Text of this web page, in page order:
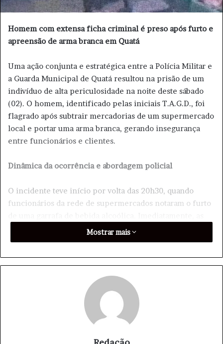
l
Homem com extensa ficha criminal é preso após furto e
apreensão de arma branca em Quatá
​Uma ação conjunta e estratégica entre a Polícia Militar e
a Guarda Municipal de Quatá resultou na prisão de um
indivíduo de alta periculosidade na noite deste sábado
(02). O homem, identificado pelas iniciais T.A.G.D., foi
flagrado após subtrair mercadorias de um supermercado
local e portar uma arma branca, gerando insegurança
entre funcionários e clientes.
Dinâmica da ocorrência e abordagem policial
​O incidente teve início por volta das 20h30, quando
funcionários da rede de supermercados notaram o furto
forças de segurança foram acionadas. Com um tempo de
resposta ágil, o patrulhamento integrado localizou o
Mostrar mais